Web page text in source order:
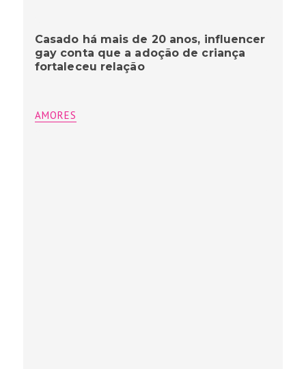
Casado há mais de 20 anos, influencer
gay conta que a adoção de criança
fortaleceu relação
AMORES